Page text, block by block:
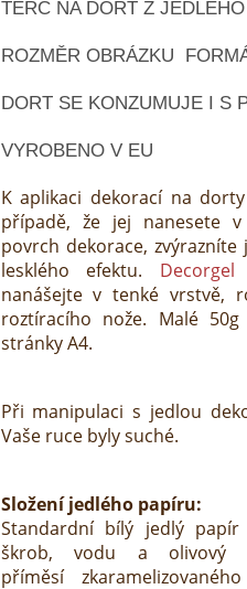
TERČ NA DORT Z
ROZMĚR OBRÁZKU
DORT SE KONZUMUJE I S
VYROBENO V EU
K aplikaci dekorací na
případě, že jej nanesete
povrch dekorace,
lesklého efektu. Decorgel
nanášejte v tenké vrstvě,
roztíracího nože. Malé
stránky A4.
Při manipulaci s jedlou
Vaše ruce byly suché.
Složení jedlého papíru:
Standardní bílý jedlý
škrob, vodu a olivový
příměsí